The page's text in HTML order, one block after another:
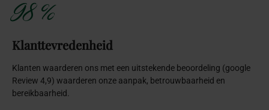
98 %
Klanttevredenheid
Klanten waarderen ons met een uitstekende beoordeling (google
Review 4,9) waarderen onze aanpak, betrouwbaarheid en
bereikbaarheid.